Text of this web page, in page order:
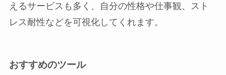
えるサービスも多く、自分の性格や仕事観、スト
レス耐性などを可視化してくれます。
おすすめのツール